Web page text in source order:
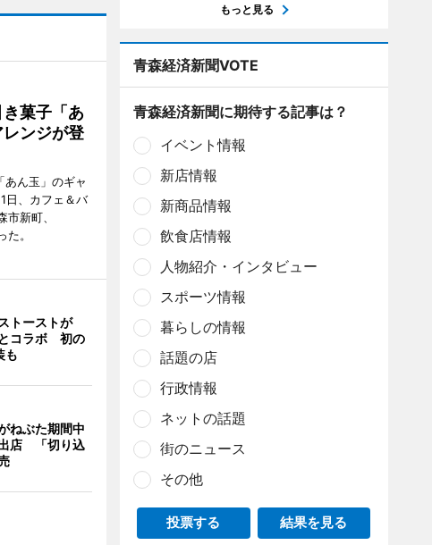
菓子「あ
ンジが登
あん玉」のギャ
日、カフェ＆バ
新町、
。
トーストが
とコラボ 初の
も
ねぶた期間中
店 「切り込
もっと見る
青森経済新聞VOTE
青森経済新聞に期待する記事は？
イベント情報
新店情報
新商品情報
飲食店情報
人物紹介・インタビュー
スポーツ情報
暮らしの情報
話題の店
行政情報
ネットの話題
街のニュース
その他
投票する 結果を見る